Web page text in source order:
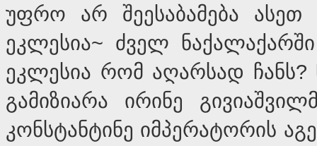
უფრო არ შეესაბამება
ეკლესია~ ძველ
ეკლესია რომ აღარსად ჩანს?
გამიზიარა ირინე
კონსტანტინე იმპერატორის